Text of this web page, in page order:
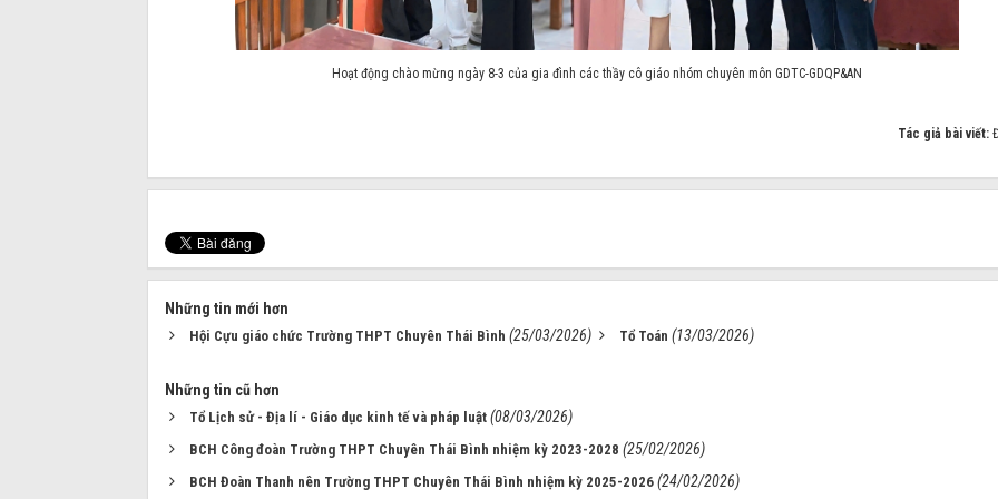
Hoạt động chào mừng ngày 8-3 của gia đình các thầy cô giáo nhóm chuyên môn GDTC-GDQP&AN
Tác giả bài viết:
Những tin mới hơn
Hội Cựu giáo chức Trường THPT Chuyên Thái Bình (25/03/2026) Tổ Toán (13/03/2026)
Những tin cũ hơn
Tổ Lịch sử - Địa lí - Giáo dục kinh tế và pháp luật (08/03/2026)
BCH Công đoàn Trường THPT Chuyên Thái Bình nhiệm kỳ 2023-2028 (25/02/2026)
BCH Đoàn Thanh nên Trường THPT Chuyên Thái Bình nhiệm kỳ 2025-2026 (24/02/2026)